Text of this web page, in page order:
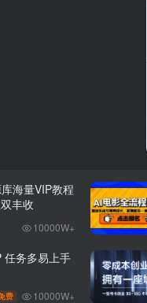
海量VIP教程
丰收
10000W+
任务多易上手
费 10000W+